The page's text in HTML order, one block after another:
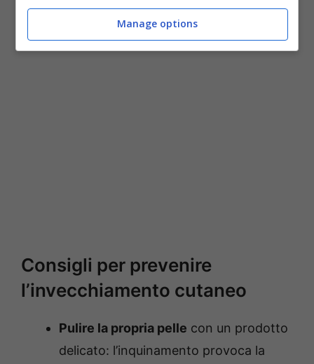
importante applicarla per 3 giorni
consecutivi.
Consigli per prevenire
l’invecchiamento cutaneo
Pulire la propria pelle con un prodotto
delicato: l’inquinamento provoca la
Manage options